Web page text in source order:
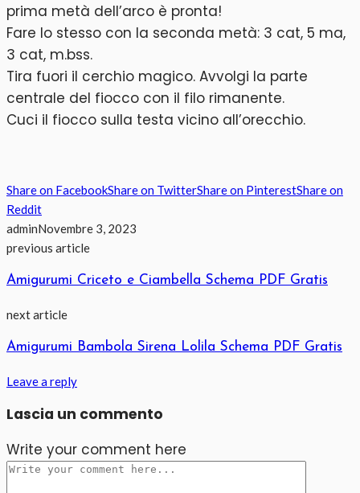
prima metà dell’arco è pronta!
Fare lo stesso con la seconda metà: 3 cat, 5 ma,
3 cat, m.bss.
Tira fuori il cerchio magico. Avvolgi la parte
centrale del fiocco con il filo rimanente.
Cuci il fiocco sulla testa vicino all’orecchio.
Share on FacebookShare on TwitterShare on PinterestShare on
Reddit
adminNovembre 3, 2023
previous article
Amigurumi Criceto e Ciambella Schema PDF Gratis
next article
Amigurumi Bambola Sirena Lolila Schema PDF Gratis
Leave a reply
Lascia un commento
Write your comment here